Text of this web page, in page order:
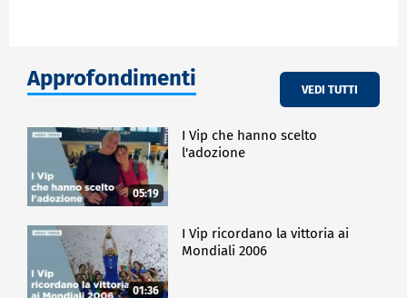
Approfondimenti VEDI TUTTI
05:19
I Vip che hanno scelto
l'adozione
01:36
I Vip ricordano la vittoria ai
Mondiali 2006